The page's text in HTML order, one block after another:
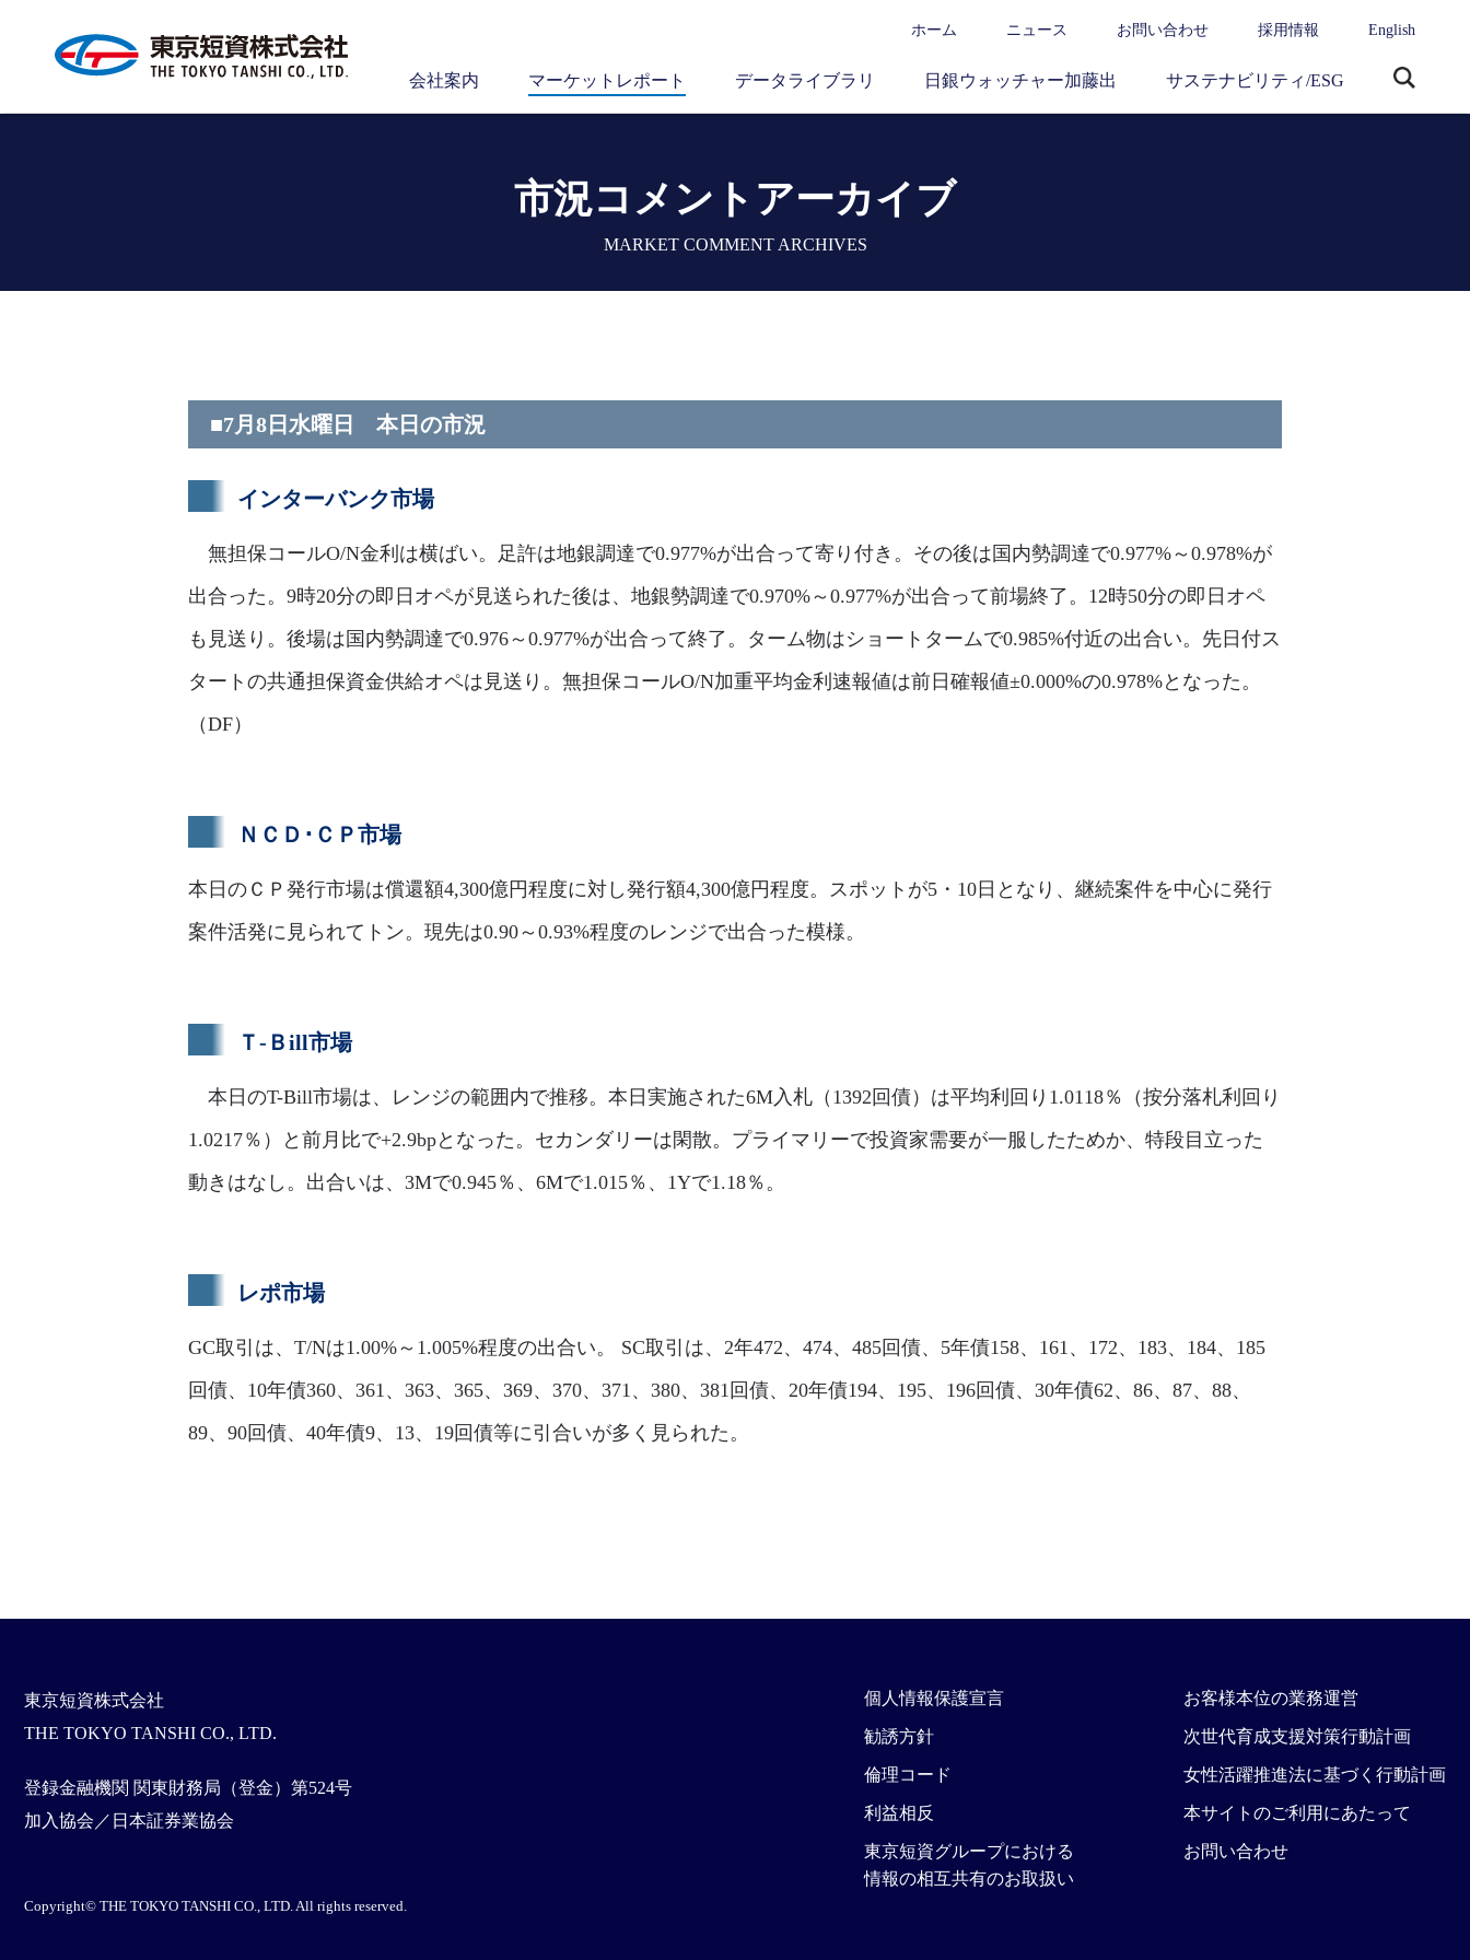
ホーム ニュース お問い合わせ 採用情報 English
会社案内 マーケットレポート データライブラリ 日銀ウォッチャー加藤出 サステナビリティ/ESG
市況コメントアーカイブ
MARKET COMMENT ARCHIVES
■7月8日水曜日 本日の市況
インターバンク市場
無担保コールO/N金利は横ばい。足許は地銀調達で0.977%が出合って寄り付き。その後は国内勢調達で0.977%～0.978%が
出合った。9時20分の即日オペが見送られた後は、地銀勢調達で0.970%～0.977%が出合って前場終了。12時50分の即日オペ
も見送り。後場は国内勢調達で0.976～0.977%が出合って終了。ターム物はショートタームで0.985%付近の出合い。先日付ス
タートの共通担保資金供給オペは見送り。無担保コールO/N加重平均金利速報値は前日確報値±0.000%の0.978%となった。
（DF）
ＮＣＤ･ＣＰ市場
本日のＣＰ発行市場は償還額4,300億円程度に対し発行額4,300億円程度。スポットが5・10日となり、継続案件を中心に発行
案件活発に見られてトン。現先は0.90～0.93%程度のレンジで出合った模様。
Ｔ-Ｂill市場
本日のT-Bill市場は、レンジの範囲内で推移。本日実施された6M入札（1392回債）は平均利回り1.0118％（按分落札利回り
1.0217％）と前月比で+2.9bpとなった。セカンダリーは閑散。プライマリーで投資家需要が一服したためか、特段目立った
動きはなし。出合いは、3Mで0.945％、6Mで1.015％、1Yで1.18％。
レポ市場
GC取引は、T/Nは1.00%～1.005%程度の出合い。 SC取引は、2年472、474、485回債、5年債158、161、172、183、184、185
回債、10年債360、361、363、365、369、370、371、380、381回債、20年債194、195、196回債、30年債62、86、87、88、
89、90回債、40年債9、13、19回債等に引合いが多く見られた。
東京短資株式会社
THE TOKYO TANSHI CO., LTD.
登録金融機関 関東財務局（登金）第524号
加入協会／日本証券業協会
個人情報保護宣言
勧誘方針
倫理コード
利益相反
東京短資グループにおける
情報の相互共有のお取扱い
お客様本位の業務運営
次世代育成支援対策行動計画
女性活躍推進法に基づく行動計画
本サイトのご利用にあたって
お問い合わせ
Copyright© THE TOKYO TANSHI CO., LTD. All rights reserved.